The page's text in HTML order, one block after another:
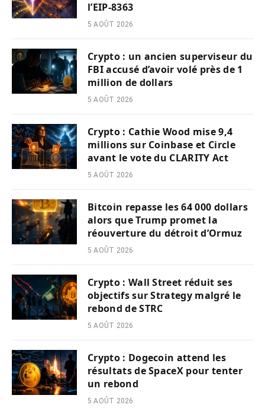
l’EIP-8363
5 AOÛT 2026
Crypto : un ancien superviseur du
FBI accusé d’avoir volé près de 1
million de dollars
5 AOÛT 2026
Crypto : Cathie Wood mise 9,4
millions sur Coinbase et Circle
avant le vote du CLARITY Act
5 AOÛT 2026
Bitcoin repasse les 64 000 dollars
alors que Trump promet la
réouverture du détroit d’Ormuz
5 AOÛT 2026
Crypto : Wall Street réduit ses
objectifs sur Strategy malgré le
rebond de STRC
5 AOÛT 2026
Crypto : Dogecoin attend les
résultats de SpaceX pour tenter
un rebond
5 AOÛT 2026